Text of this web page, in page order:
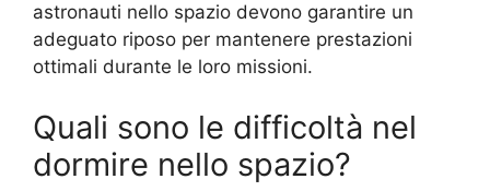
astronauti nello spazio devono garantire un
adeguato riposo per mantenere prestazioni
ottimali durante le loro missioni.
Quali sono le difficoltà nel
dormire nello spazio?